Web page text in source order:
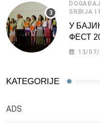
DOGAĐAJI
SRBIJA I
У
ФЕСТ
13/
KATEGORIJE
ADS